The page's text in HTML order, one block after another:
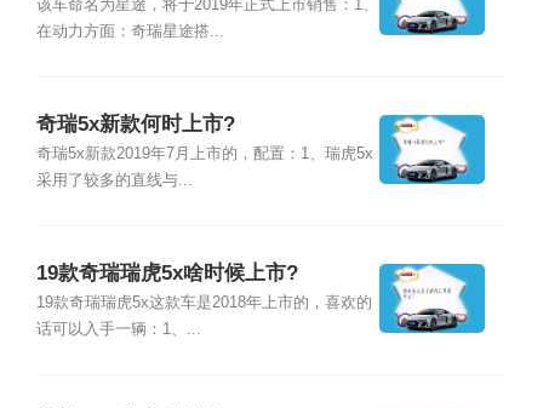
该车命名为星途，将于2019年正式上市销售：1、
在动力方面：奇瑞星途搭...
奇瑞5x新款何时上市?
奇瑞5x新款2019年7月上市的，配置：1、瑞虎5x
采用了较多的直线与...
19款奇瑞瑞虎5x啥时候上市?
19款奇瑞瑞虎5x这款车是2018年上市的，喜欢的
话可以入手一辆：1、...